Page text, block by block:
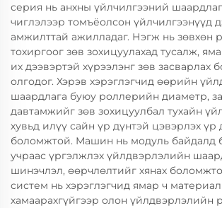
серия нь анхны үйлчилгээний
чиглэлээр томъёолсон үйлчилгээнүүд
амжилттай ажилладаг. Нэгж нь зөвхөн
тохиргоог зөв зохицуулахад тусалж,
их дээвэртэй хүрээлэнг зөв засварлах
олгодог. Хэрэв хэрэглэгчид өөрийн
шаардлага буюу роллерийн диаметр,
давтамжийг зөв зохицуулбал тухайн
хувьд илүү сайн үр дүнтэй цэвэрлэх үр
боломжтой. Машин нь модуль байдалд
учраас үргэлжлэх үйлдвэрлэлийн
шинэчлэл, өөрчлөлтийг хянах
систем нь хэрэглэгчид ямар ч
хамаарахгүйгээр олон үйлдвэрлэлийн